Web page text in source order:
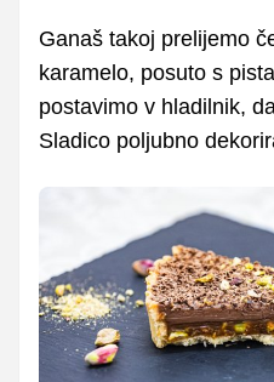
Ganaš takoj prelijemo
karamelo, posuto s
postavimo v hladilnik,
Sladico poljubno